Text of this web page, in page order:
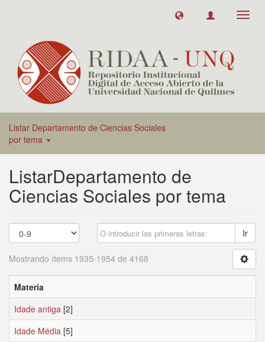
Listar Departamento de Ciencias Sociales
por tema
ListarDepartamento de
Ciencias Sociales por tema
Ir
Mostrando ítems 1935-1954 de 4168
Materia
Idade antiga [2]
Idade Média [5]